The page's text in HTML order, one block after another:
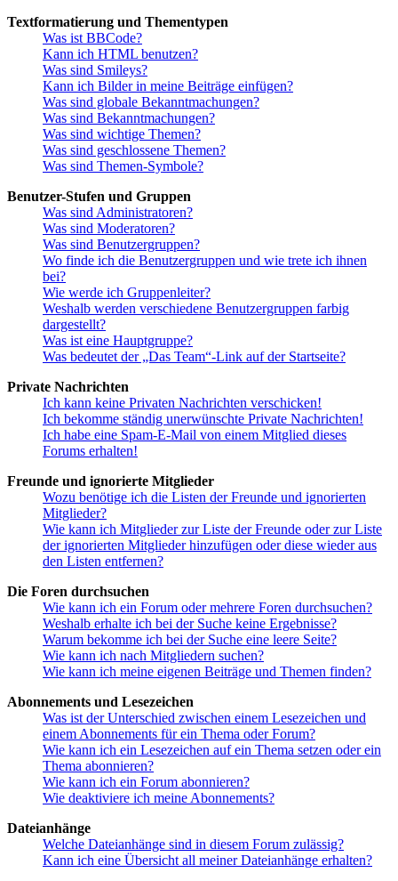
Textformatierung und Thementypen
Was ist BBCode?
Kann ich HTML benutzen?
Was sind Smileys?
Kann ich Bilder in meine Beiträge einfügen?
Was sind globale Bekanntmachungen?
Was sind Bekanntmachungen?
Was sind wichtige Themen?
Was sind geschlossene Themen?
Was sind Themen-Symbole?
Benutzer-Stufen und Gruppen
Was sind Administratoren?
Was sind Moderatoren?
Was sind Benutzergruppen?
Wo finde ich die Benutzergruppen und wie trete ich ihnen
bei?
Wie werde ich Gruppenleiter?
Weshalb werden verschiedene Benutzergruppen farbig
dargestellt?
Was ist eine Hauptgruppe?
Was bedeutet der „Das Team“-Link auf der Startseite?
Private Nachrichten
Ich kann keine Privaten Nachrichten verschicken!
Ich bekomme ständig unerwünschte Private Nachrichten!
Ich habe eine Spam-E-Mail von einem Mitglied dieses
Forums erhalten!
Freunde und ignorierte Mitglieder
Wozu benötige ich die Listen der Freunde und ignorierten
Mitglieder?
Wie kann ich Mitglieder zur Liste der Freunde oder zur Liste
der ignorierten Mitglieder hinzufügen oder diese wieder aus
den Listen entfernen?
Die Foren durchsuchen
Wie kann ich ein Forum oder mehrere Foren durchsuchen?
Weshalb erhalte ich bei der Suche keine Ergebnisse?
Warum bekomme ich bei der Suche eine leere Seite?
Wie kann ich nach Mitgliedern suchen?
Wie kann ich meine eigenen Beiträge und Themen finden?
Abonnements und Lesezeichen
Was ist der Unterschied zwischen einem Lesezeichen und
einem Abonnements für ein Thema oder Forum?
Wie kann ich ein Lesezeichen auf ein Thema setzen oder ein
Thema abonnieren?
Wie kann ich ein Forum abonnieren?
Wie deaktiviere ich meine Abonnements?
Dateianhänge
Welche Dateianhänge sind in diesem Forum zulässig?
Kann ich eine Übersicht all meiner Dateianhänge erhalten?